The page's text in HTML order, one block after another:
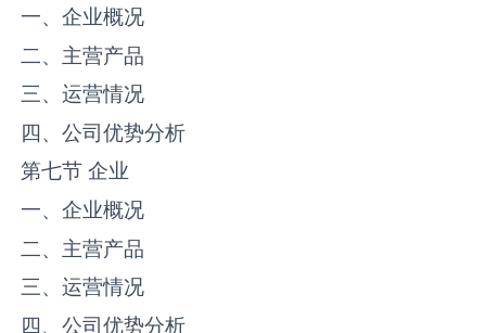
一、企业概况
二、主营产品
三、运营情况
四、公司优势分析
第七节 企业
一、企业概况
二、主营产品
三、运营情况
四、公司优势分析